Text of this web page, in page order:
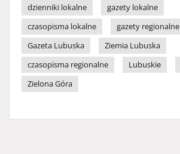
dzienniki lokalne
gazety lokalne
czasopisma lokalne
gazety regionalne
Gazeta Lubuska
Ziemia Lubuska
czasopisma regionalne
Lubuskie
Zielona Góra